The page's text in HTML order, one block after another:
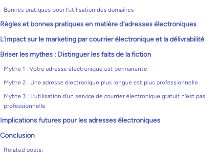
Bonnes pratiques pour l’utilisation des domaines
Règles et bonnes pratiques en matière d’adresses électroniques
L’impact sur le marketing par courrier électronique et la délivrabilité
Briser les mythes : Distinguer les faits de la fiction
Mythe 1 : Votre adresse électronique est permanente
Mythe 2 : Une adresse électronique plus longue est plus professionnelle
Mythe 3 : L’utilisation d’un service de courrier électronique gratuit n’est pas
professionnelle
Implications futures pour les adresses électroniques
Conclusion
Related posts: